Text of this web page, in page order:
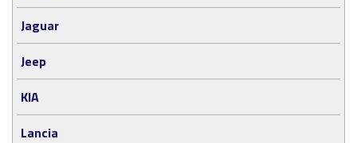
Jaguar
Jeep
KIA
Lancia